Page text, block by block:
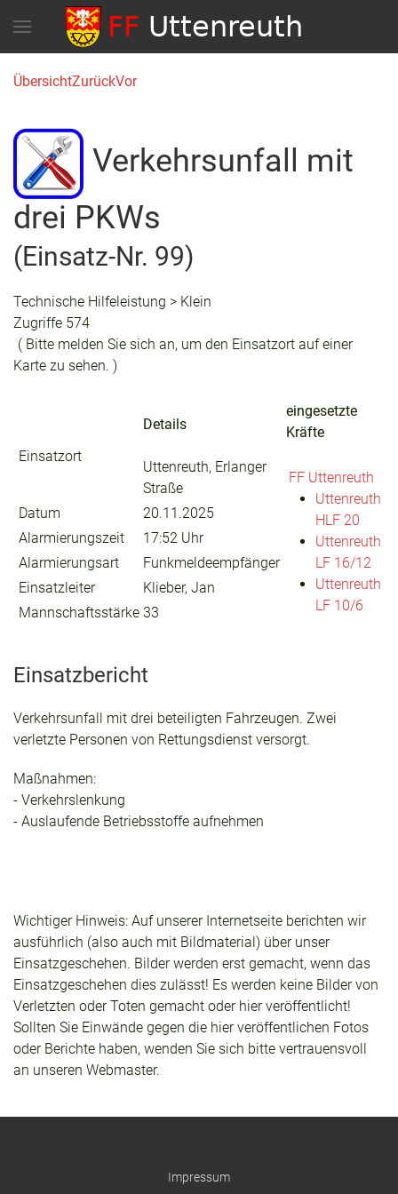
ÜbersichtZurückVor
Verkehrsunfall mit
drei PKWs
(Einsatz-Nr. 99)
Technische Hilfeleistung > Klein
Zugriffe 574
( Bitte melden Sie sich an, um den Einsatzort auf einer
Karte zu sehen. )
Einsatzort
Details
Uttenreuth, Erlanger
Straße
Datum
20.11.2025
Alarmierungszeit
17:52 Uhr
Alarmierungsart
Funkmeldeempfänger
Einsatzleiter
Klieber, Jan
Mannschaftsstärke 33
eingesetzte
Kräfte
FF Uttenreuth
Uttenreuth
HLF 20
Uttenreuth
LF 16/12
Uttenreuth
LF 10/6
Einsatzbericht
Verkehrsunfall mit drei beteiligten Fahrzeugen. Zwei
verletzte Personen von Rettungsdienst versorgt.
Maßnahmen:
- Verkehrslenkung
- Auslaufende Betriebsstoffe aufnehmen
Wichtiger Hinweis: Auf unserer Internetseite berichten wir
ausführlich (also auch mit Bildmaterial) über unser
Einsatzgeschehen. Bilder werden erst gemacht, wenn das
Einsatzgeschehen dies zulässt! Es werden keine Bilder von
Verletzten oder Toten gemacht oder hier veröffentlicht!
Sollten Sie Einwände gegen die hier veröffentlichen Fotos
oder Berichte haben, wenden Sie sich bitte vertrauensvoll
an unseren Webmaster.
Impressum